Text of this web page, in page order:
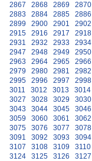
2867
2868 2869 2870
2883
2884 2885 2886
2899
2900 2901 2902
2915
2916 2917 2918
2931
2932 2933 2934
2947
2948 2949 2950
2963
2964 2965 2966
2979
2980 2981 2982
2995
2996 2997 2998
3011
3012 3013 3014
3027
3028 3029 3030
3043
3044 3045 3046
3059
3060 3061 3062
3075
3076 3077 3078
3091
3092 3093 3094
3107
3108 3109 3110
3124
3125 3126 3127